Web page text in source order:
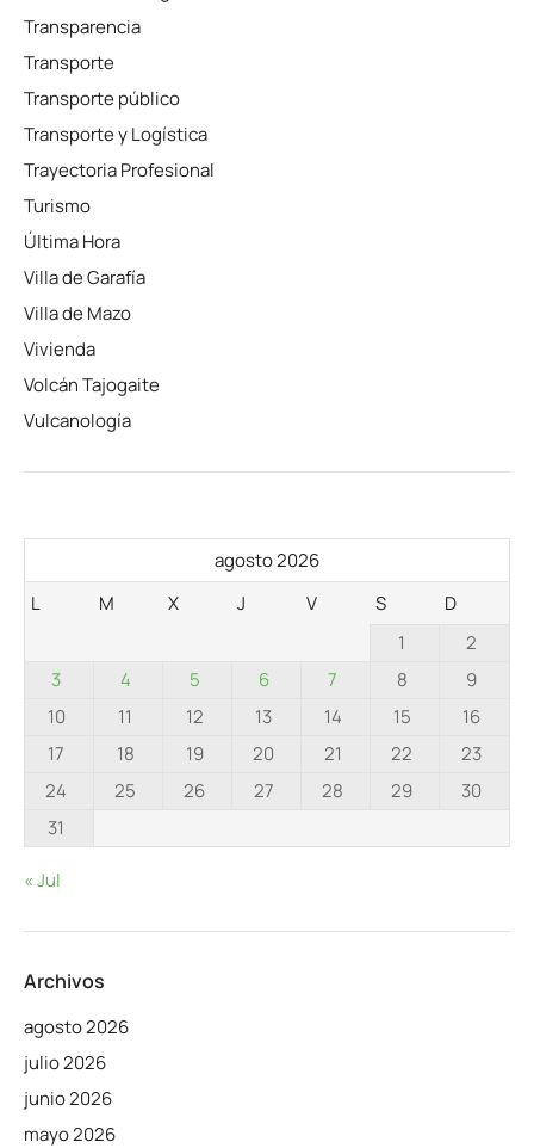
Transparencia
Transporte
Transporte público
Transporte y Logística
Trayectoria Profesional
Turismo
Última Hora
Villa de Garafía
Villa de Mazo
Vivienda
Volcán Tajogaite
Vulcanología
agosto 2026
L
M X J V S
D
1
2
3
4 5 6 7 8
9
10
11 12 13 14 15
16
17
18 19 20 21 22
23
24
25 26 27 28 29
30
31
« Jul
Archivos
agosto 2026
julio 2026
junio 2026
mayo 2026